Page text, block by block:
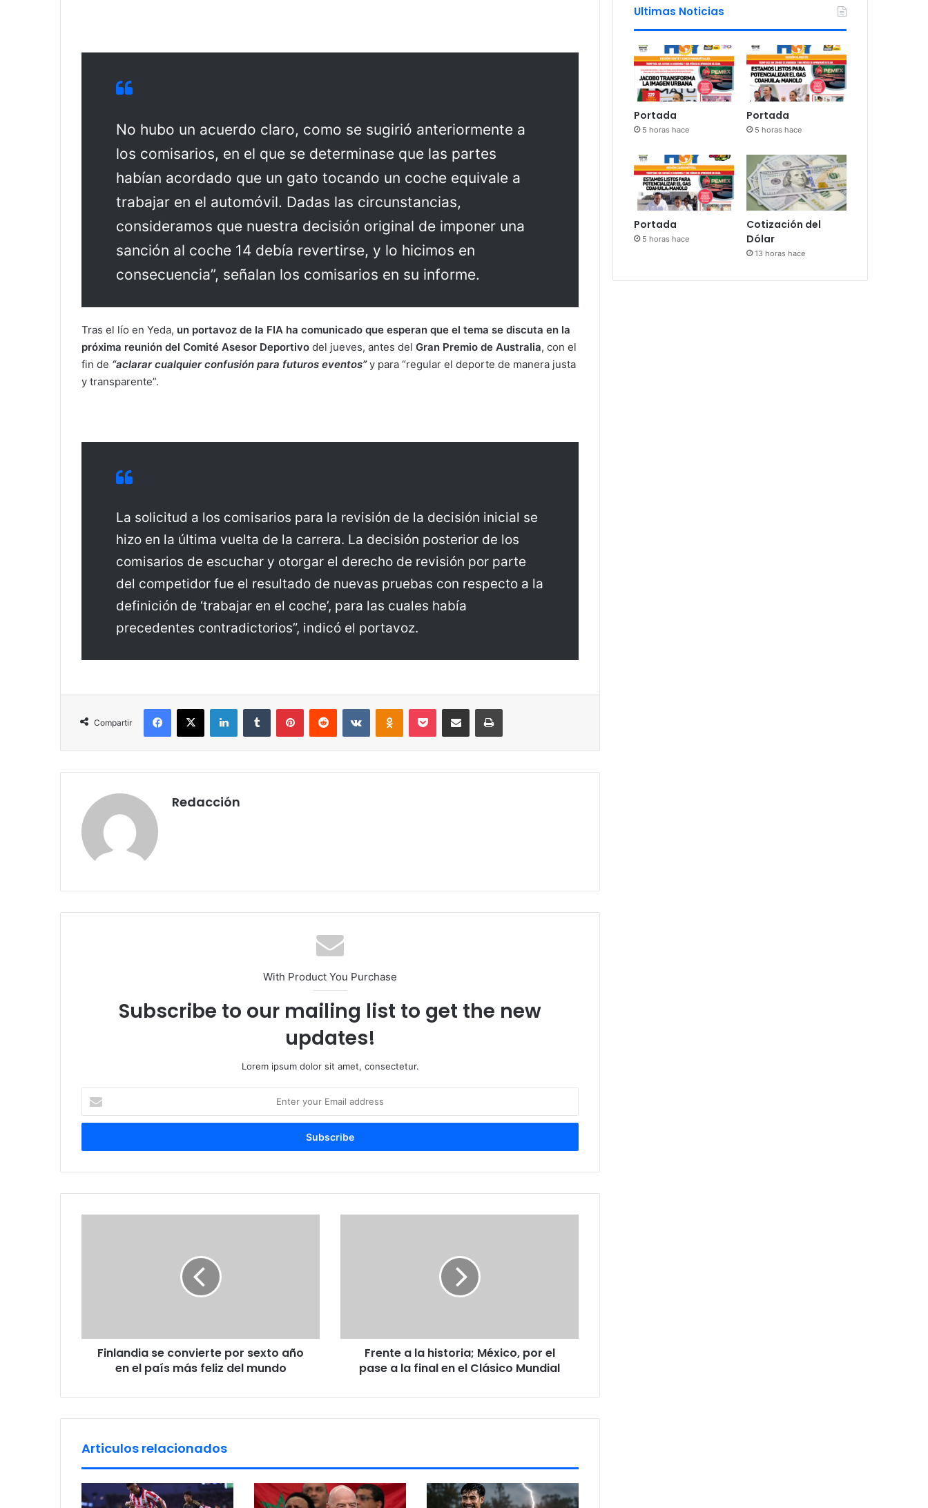
No hubo un acuerdo claro, como se sugirió anteriormente a
los comisarios, en el que se determinase que las partes
habían acordado que un gato tocando un coche equivale a
trabajar en el automóvil. Dadas las circunstancias,
consideramos que nuestra decisión original de imponer una
sanción al coche 14 debía revertirse, y lo hicimos en
consecuencia”, señalan los comisarios en su informe.
Tras el lío en Yeda, un portavoz de la FIA ha comunicado que esperan que el tema se discuta en la
próxima reunión del Comité Asesor Deportivo del jueves, antes del Gran Premio de Australia, con el
fin de “aclarar cualquier confusión para futuros eventos”y para “regular el deporte de manera justa
y transparente”.
La solicitud a los comisarios para la revisión de la decisión inicial se
hizo en la última vuelta de la carrera. La decisión posterior de los
comisarios de escuchar y otorgar el derecho de revisión por parte
del competidor fue el resultado de nuevas pruebas con respecto a la
definición de ‘trabajar en el coche’, para las cuales había
precedentes contradictorios”, indicó el portavoz.
Compartir
Redacción
With Product You Purchase
Subscribe to our mailing list to get the new
updates!
Lorem ipsum dolor sit amet, consectetur.
t
r
u
r
a
o
e
r
t
e
Finlandia se convierte por sexto año
en el país más feliz del mundo
a
t
;
M
é
Frente a la historia; México, por el
pase a la final en el Clásico Mundial
Articulos relacionados
Ultimas Noticias
Portada
5 horas hace
Portada
5 horas hace
Portada
5 horas hace
Cotización del
Dólar
13 horas hace